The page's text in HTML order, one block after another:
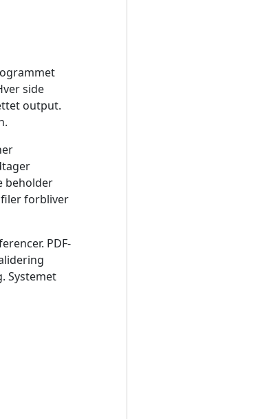
side
output.
beholder
forbliver
PDF-
Systemet